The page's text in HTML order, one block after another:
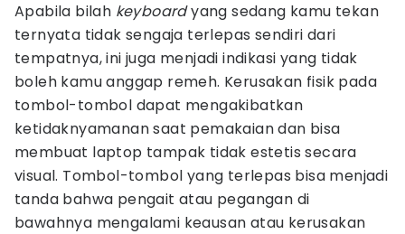
Apabila bilah keyboardyang sedang kamu tekan
ternyata tidak sengaja terlepas sendiri dari
tempatnya, ini juga menjadi indikasi yang tidak
boleh kamu anggap remeh. Kerusakan fisik pada
tombol-tombol dapat mengakibatkan
ketidaknyamanan saat pemakaian dan bisa
membuat laptop tampak tidak estetis secara
visual. Tombol-tombol yang terlepas bisa menjadi
tanda bahwa pengait atau pegangan di
bawahnya mengalami keausan atau kerusakan